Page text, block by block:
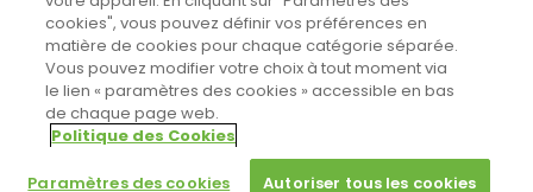
Designed byPoids Plume
© Copyright 2011-2026, All Rights Reserved -Politique de cookies
Sahifa ThemeLicense is not validated, Go to the theme options
page to validate the license, You need a single license for each
cookies", vous pouvez définir vos préférences en
matière de cookies pour chaque catégorie séparée.
Vous pouvez modifier votre choix à tout moment via
le lien « paramètres des cookies » accessible en bas
de chaque page web.
Politique des Cookies
Paramètres des cookies Autoriser tous les cookies